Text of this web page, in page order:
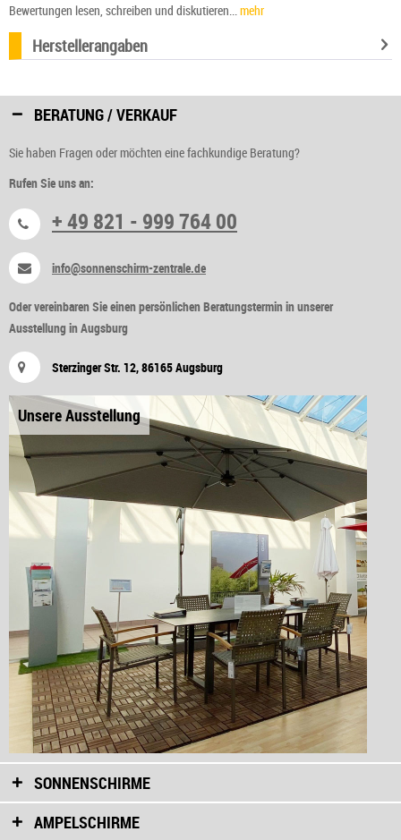
Bewertungen lesen, schreiben und diskutieren... mehr
Herstellerangaben
BERATUNG / VERKAUF
Sie haben Fragen oder möchten eine fachkundige Beratung?
Rufen Sie uns an:
+ 49 821 - 999 764 00
info@sonnenschirm-zentrale.de
Oder vereinbaren Sie einen persönlichen Beratungstermin in unserer
Ausstellung in Augsburg
Sterzinger Str. 12, 86165 Augsburg
Unsere Ausstellung
SONNENSCHIRME
AMPELSCHIRME